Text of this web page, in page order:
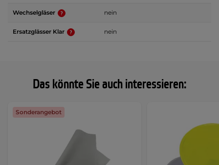
Das könnte Sie auch interessieren:
Sonderangebot
Wechselgläser nein
Ersatzglässer Klar nein